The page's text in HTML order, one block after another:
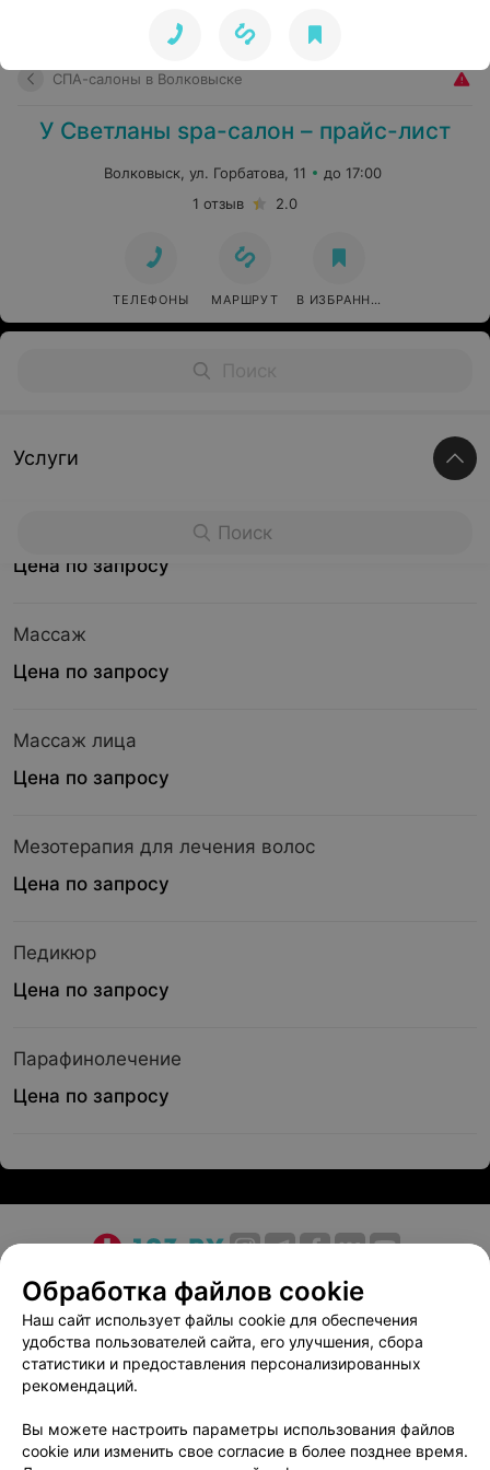
СПА-салоны в Волковыске
У Светланы spa-салон – прайс-лист
Волковыск, ул. Горбатова, 11
до 17:00
1 отзыв
2.0
ТЕЛЕФОНЫ МАРШРУТ В ИЗБРАННОЕ
Услуги
Поиск
Цена по запросу
Массаж
Цена по запросу
Массаж лица
Цена по запросу
Мезотерапия для лечения волос
Цена по запросу
Педикюр
Цена по запросу
Парафинолечение
Цена по запросу
О проекте Новости проекта
Размещение рекламы
Медицинский маркетинг
Публичный договор
Пользовательское соглашение
Способы оплаты
Вакансии
Партнеры
Написать в поддержку
Персональные настройки cookie
Обработка файлов cookie
Наш сайт использует файлы cookie для обеспечения
удобства пользователей сайта, его улучшения, сбора
статистики и предоставления персонализированных
рекомендаций.
Вы можете настроить параметры использования файлов
cookie или изменить свое согласие в более позднее время.